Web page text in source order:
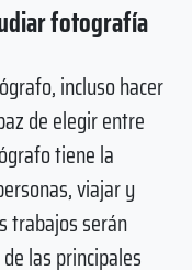
fotografía
incluso hacer
de elegir entre
tiene la
viajar y
trabajos serán
las principales